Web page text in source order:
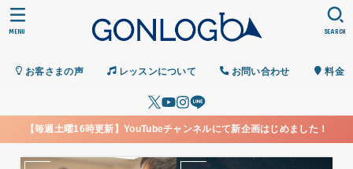
お客さまの声 レッスンについて お問い合わせ 料金
SEARCH
MENU
【毎週土曜16時更新】YouTubeチャンネルにて新企画はじめました！